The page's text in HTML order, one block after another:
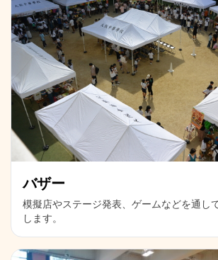
バザー
模擬店やステージ発表、ゲームなどを通し
します。